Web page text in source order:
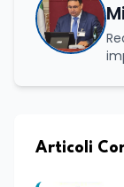
e
Articoli